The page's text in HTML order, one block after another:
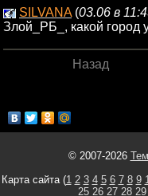
SILVANA(03.06 в
Злой_РБ_, какой город
Назад
© 2007-2026
Карта сайта (1 2 3 4 5 6 7 8 9
25 26 27 28 29